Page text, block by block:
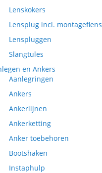
Lenskokers
Lensplug incl. montageflens
Lenspluggen
Slangtules
en Ankers
Aanlegringen
Ankers
Ankerlijnen
Ankerketting
Anker toebehoren
Bootshaken
Instaphulp